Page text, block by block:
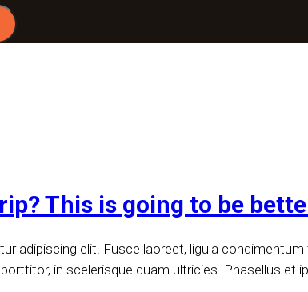
This is going to be
adipiscing elit. Fusce laoreet, ligula
in scelerisque quam ultricies. Phasellus et